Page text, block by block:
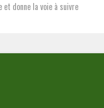
donne la voie à suivre